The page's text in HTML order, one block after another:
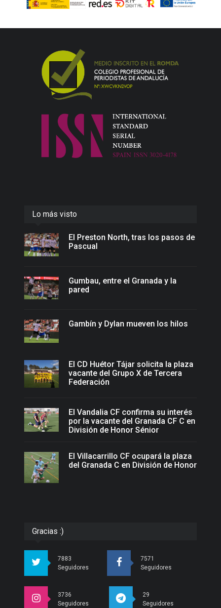
Lo más visto
El Preston North, tras los pasos de
Pascual
Gumbau, entre el Granada y la
pared
Gambín y Dylan mueven los hilos
El CD Huétor Tájar solicita la plaza
vacante del Grupo X de Tercera
Federación
El Vandalia CF confirma su interés
por la vacante del Granada CF C en
División de Honor Sénior
El Villacarrillo CF ocupará la plaza
del Granada C en División de Honor
Gracias :)
7883
Seguidores
7571
Seguidores
3736
Seguidores
29
Seguidores